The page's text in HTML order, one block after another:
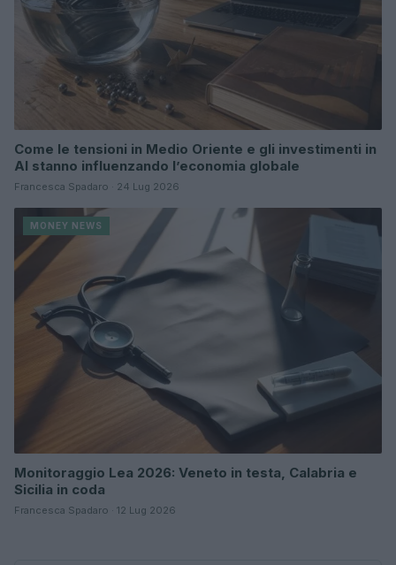
Come le tensioni in Medio Oriente e gli investimenti in
AI stanno influenzando l’economia globale
Francesca Spadaro · 24 Lug 2026
MONEY NEWS
Monitoraggio Lea 2026: Veneto in testa, Calabria e
Sicilia in coda
Francesca Spadaro · 12 Lug 2026